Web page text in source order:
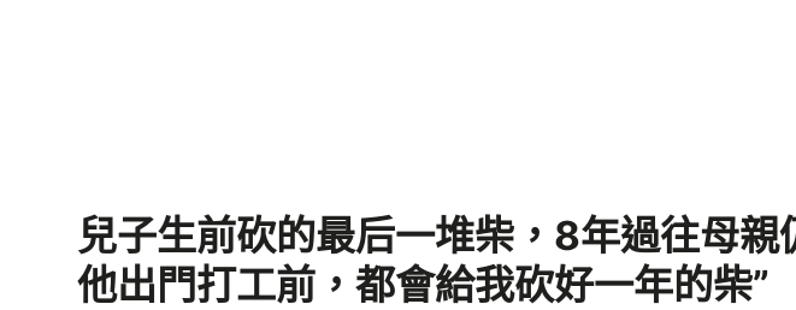
兒子生前砍的最后一堆柴，8年過往母
他出門打工前，都會給我砍好一年的柴”